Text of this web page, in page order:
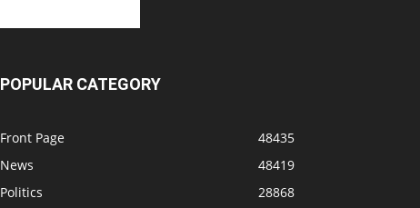
POPULAR CATEGORY
Front Page
48435
News
48419
Politics
28868